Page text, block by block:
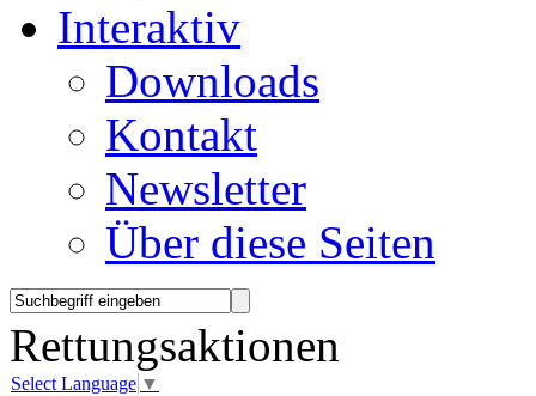
Interaktiv
Downloads
Kontakt
Newsletter
Über diese Seiten
Rettungsaktionen
Select Language ▼